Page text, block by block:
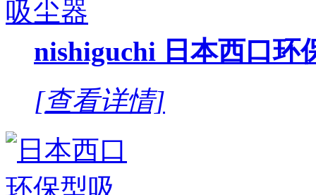
nishiguchi 日本西口环
[查看详情]